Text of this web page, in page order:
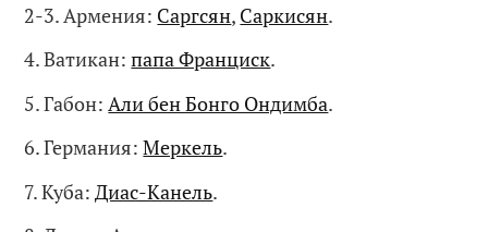
2-3. Армения: Саргсян, Саркисян.
4. Ватикан:папа Франциск.
5. Габон: Али бен Бонго Ондимба.
6. Германия:Меркель.
7. Куба: Диас-Канель.